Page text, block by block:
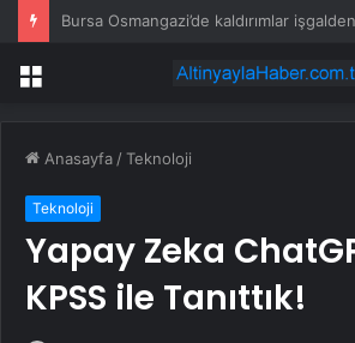
Karabağlar ‘da Gazeteci Barış Selçuk
Menü
Anasayfa /Teknoloji
Teknoloji
Yapay Zeka
KPSS ile Tanıttık!